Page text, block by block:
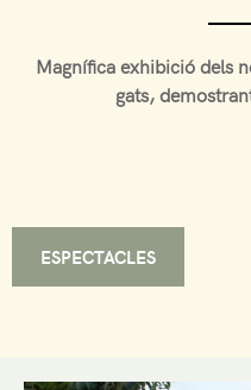
Magnífica exhibició dels
gats,
ESPECTACLES